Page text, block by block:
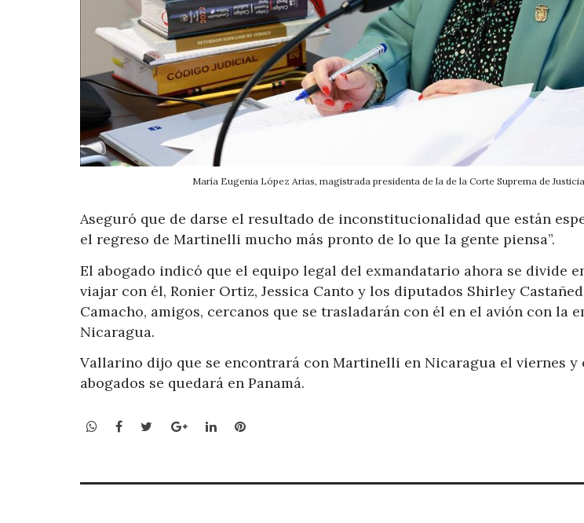
María Eugenia López Arias, magistrada presidenta de la de la Corte Suprema de
Aseguró que de darse el resultado de inconstitucionalidad que están
el regreso de Martinelli mucho más pronto de lo que la gente piensa”.
El abogado indicó que el equipo legal del exmandatario ahora se divide
viajar con él, Ronier Ortiz, Jessica Canto y los diputados Shirley
Camacho, amigos, cercanos que se trasladarán con él en el avión con la
Nicaragua.
Vallarino dijo que se encontrará con Martinelli en Nicaragua el viernes y
abogados se quedará en Panamá.
WhatsApp
Facebook
TwitterGoogle+LinkedInPinterest